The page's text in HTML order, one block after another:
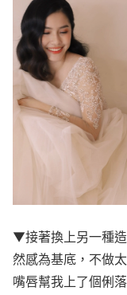
▼接著換上另一種
然感為基底，不做
嘴唇幫我上了個俐